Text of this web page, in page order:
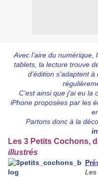
Avec l'aire du numérique,
tablets, la lecture trouve
d'édition s'adaptent à
C'est ainsi que j'ai eu la
iPhone proposées par les
Partons donc à la
Les 3 Petits Cochons,
illustrés